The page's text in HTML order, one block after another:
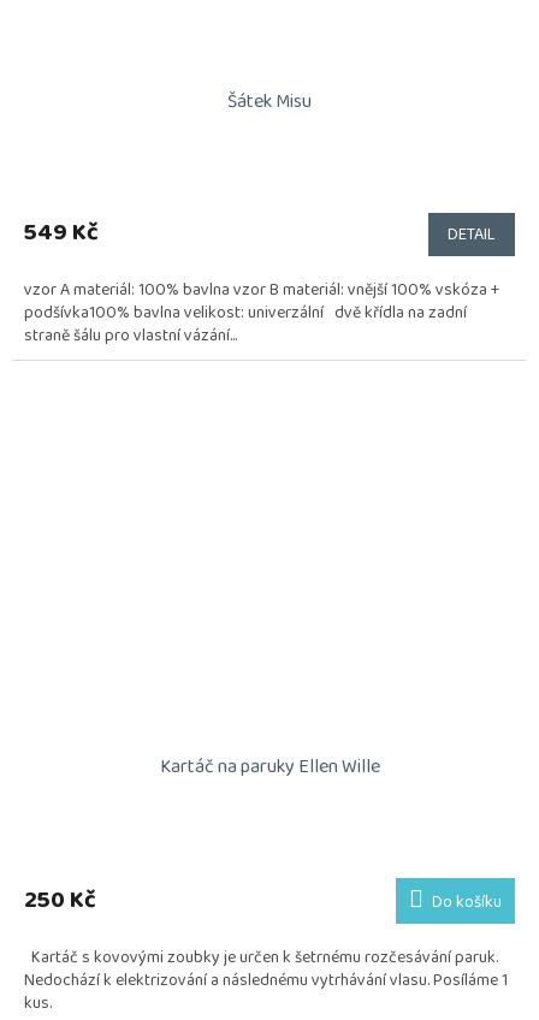
Šátek Misu
549 Kč DETAIL
vzor A materiál: 100% bavlna vzor B materiál: vnější 100% vskóza +
podšívka100% bavlna velikost: univerzální dvě křídla na zadní
straně šálu pro vlastní vázání...
Kartáč na paruky Ellen Wille
produktu
je
5
hvězdiček.
250 Kč Do košíku
Kartáč s kovovými zoubky je určen k šetrnému rozčesávání paruk.
Nedochází k elektrizování a následnému vytrhávání vlasu. Posíláme 1
kus.